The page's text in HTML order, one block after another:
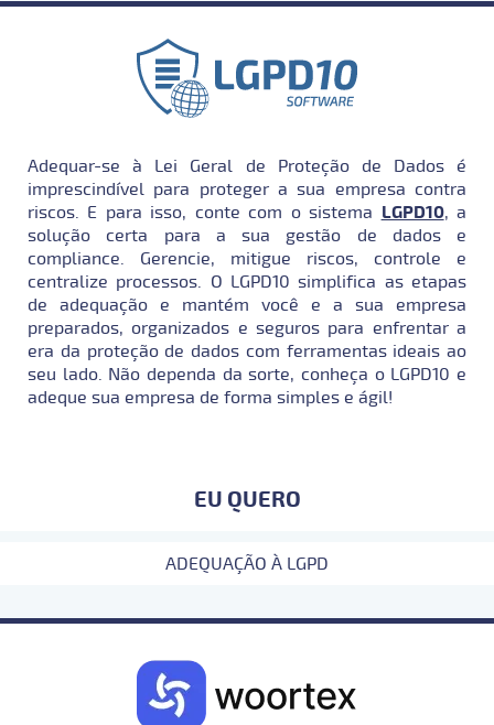
Adequar-se à Lei Geral de Proteção de Dados é
imprescindível para proteger a sua empresa contra
riscos. E para isso, conte com o sistema LGPD10, a
solução certa para a sua gestão de dados e
compliance. Gerencie, mitigue riscos, controle e
centralize processos. O LGPD10 simplifica as etapas
de adequação e mantém você e a sua empresa
preparados, organizados e seguros para enfrentar a
era da proteção de dados com ferramentas ideais ao
seu lado. Não dependa da sorte, conheça o LGPD10 e
adeque sua empresa de forma simples e ágil!
EU QUERO
ADEQUAÇÃO À LGPD